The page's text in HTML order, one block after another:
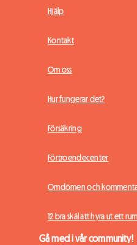
Hjälp
Kontakt
Om oss
Hur fungerar det?
Försäkring
Förtroendecenter
Omdömen och
12 bra skäl att hyra ut ett
Gå med i vår community!